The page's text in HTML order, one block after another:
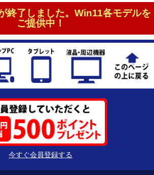
終了しました。Win11各モデルを
ご提供中！
今すぐ会員登録する